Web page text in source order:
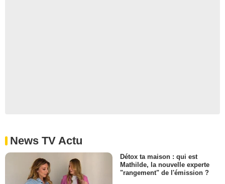
News TV Actu
Détox ta maison : qui est
Mathilde, la nouvelle experte
"rangement" de l'émission ?